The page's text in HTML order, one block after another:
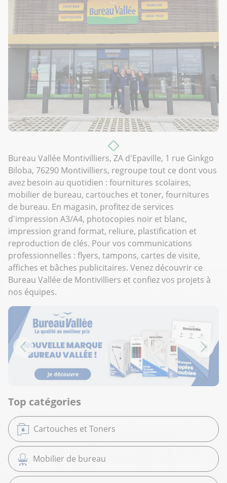
Bureau Vallée Montivilliers, ZA d'Epaville, 1 rue Ginkgo
Biloba, 76290 Montivilliers, regroupe tout ce dont vous
avez besoin au quotidien : fournitures scolaires,
mobilier de bureau, cartouches et toner, fournitures
de bureau. En magasin, profitez de services
d'impression A3/A4, photocopies noir et blanc,
impression grand format, reliure, plastification et
reproduction de clés. Pour vos communications
professionnelles : flyers, tampons, cartes de visite,
affiches et bâches publicitaires. Venez découvrir ce
Bureau Vallée de Montivilliers et confiez vos projets à
nos équipes.
Top catégories
Cartouches et Toners
Mobilier de bureau